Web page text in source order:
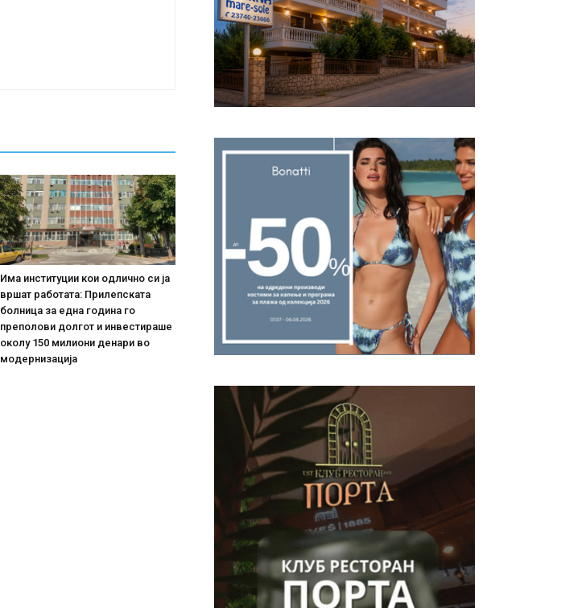
Има институции кои одлично си ја
вршат работата: Прилепската
болница за една година го
преполови долгот и инвестираше
околу 150 милиони денари во
модернизација